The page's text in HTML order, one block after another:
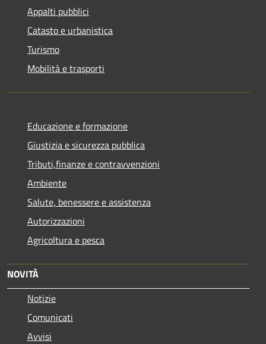
Appalti pubblici
Catasto e urbanistica
Turismo
Mobilità e trasporti
Educazione e formazione
Giustizia e sicurezza pubblica
Tributi,finanze e contravvenzioni
Ambiente
Salute, benessere e assistenza
Autorizzazioni
Agricoltura e pesca
NOVITÀ
Notizie
Comunicati
Avvisi